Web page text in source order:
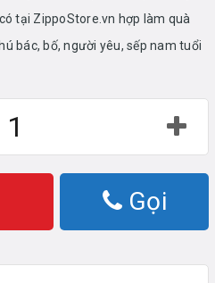
tại ZippoStore.vn hợp làm quà
bác, bố, người yêu, sếp nam tuổi
Gọi